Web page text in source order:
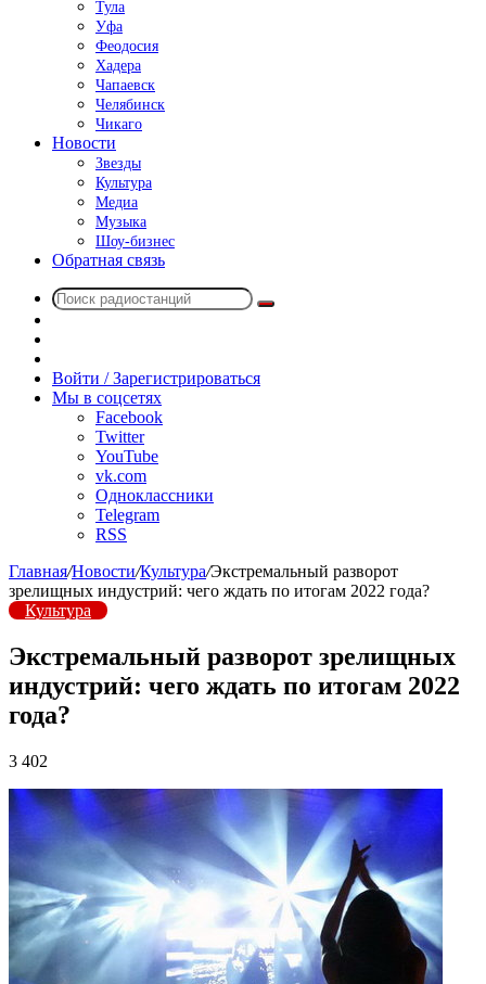
Тула
Уфа
Феодосия
Хадера
Чапаевск
Челябинск
Чикаго
Новости
Звезды
Культура
Медиа
Музыка
Шоу-бизнес
Обратная связь
Поиск
радио
Войти / Зарегистрироваться
Мы в соцсетях
Facebook
Twitter
YouTube
vk.com
Одноклассники
Telegram
RSS
Главная/Новости/Культура/Экстремальный разворот
зрелищных индустрий: чего ждать по итогам 2022 года?
Культура
Экстремальный разворот зрелищных
индустрий: чего ждать по итогам 2022
года?
3 402